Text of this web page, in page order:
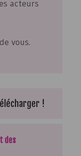
acteurs
vous.
!
des